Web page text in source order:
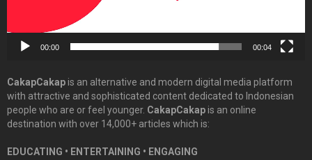
00:00 00:04
CakapCakapis an alternative and modern digital media platform
with attractive and sophisticated content dedicated to Indonesian
people who are or feel younger. CakapCakapis an online
destination with over 14,000+ articles which is:
EDUCATING • ENTERTAINING • ENGAGING